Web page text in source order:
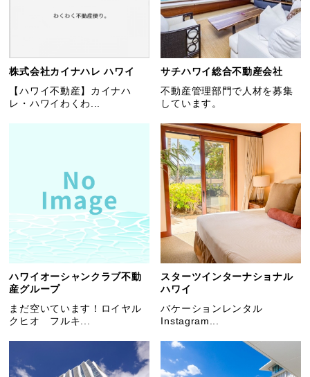
株式会社カイナハレ ハワイ
【ハワイ不動産】カイナハ
レ・ハワイわくわ...
サチハワイ総合不動産会社
不動産管理部門で人材を募集
しています。
ハワイオーシャンクラブ不動
産グループ
まだ空いています！ロイヤル
クヒオ フルキ...
スターツインターナショナル
ハワイ
バケーションレンタル
Instagram...